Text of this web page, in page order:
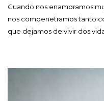
Cuando nos enamoramos
nos compenetramos tanto
que dejamos de vivir dos